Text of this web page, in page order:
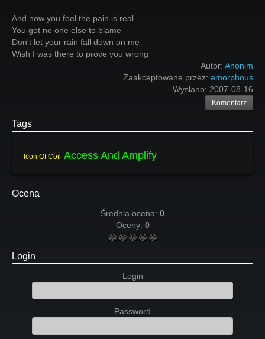
And now you feel the pain is real
You got no one else to blame
Don't let your rain fall down on me
Wish I was there to prove you wrong
Autor: Anonim
Zaakceptowane przez: amorphous
Wysłano: 2007-08-16
Komentarz
Tags
Icon Of Coil Access And Amplify
Ocena
Średnia ocena: 0
Oceny: 0
Login
Login
Password